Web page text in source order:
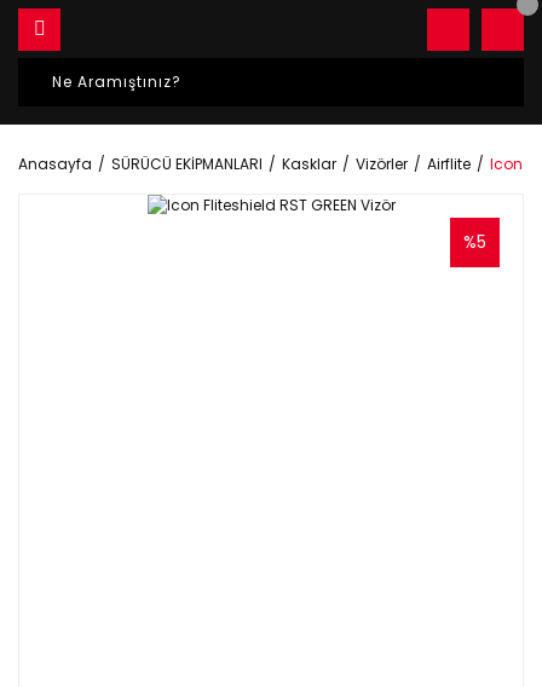
Anasayfa SÜRÜCÜ EKİPMANLARI Kasklar Vizörler Airflite Icon
%5